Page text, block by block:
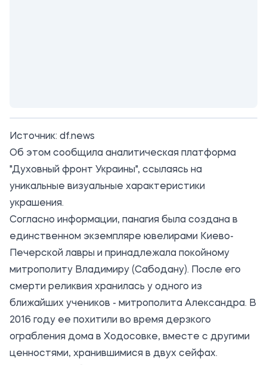
Источник: df.news
Об этом сообщила аналитическая платформа
"Духовный фронт Украины", ссылаясь на
уникальные визуальные характеристики
украшения.
Согласно информации, панагия была создана в
единственном экземпляре ювелирами Киево-
Печерской лавры и принадлежала покойному
митрополиту Владимиру (Сабодану). После его
смерти реликвия хранилась у одного из
ближайших учеников - митрополита Александра. В
2016 году ее похитили во время дерзкого
ограбления дома в Ходосовке, вместе с другими
ценностями, хранившимися в двух сейфах.